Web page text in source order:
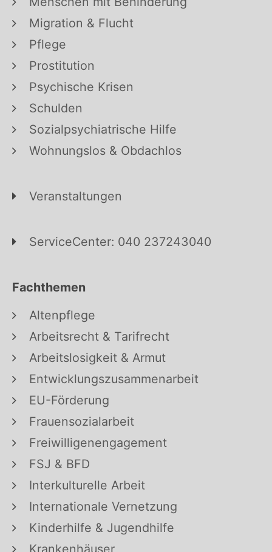
Migration & Flucht
Pflege
Prostitution
Psychische Krisen
Schulden
Sozialpsychiatrische Hilfe
Wohnungslos & Obdachlos
Veranstaltungen
ServiceCenter: 040 237243040
Fachthemen
Altenpflege
Arbeitsrecht & Tarifrecht
Arbeitslosigkeit & Armut
Entwicklungszusammenarbeit
EU-Förderung
Frauensozialarbeit
Freiwilligenengagement
FSJ & BFD
Interkulturelle Arbeit
Internationale Vernetzung
Kinderhilfe & Jugendhilfe
Krankenhäuser